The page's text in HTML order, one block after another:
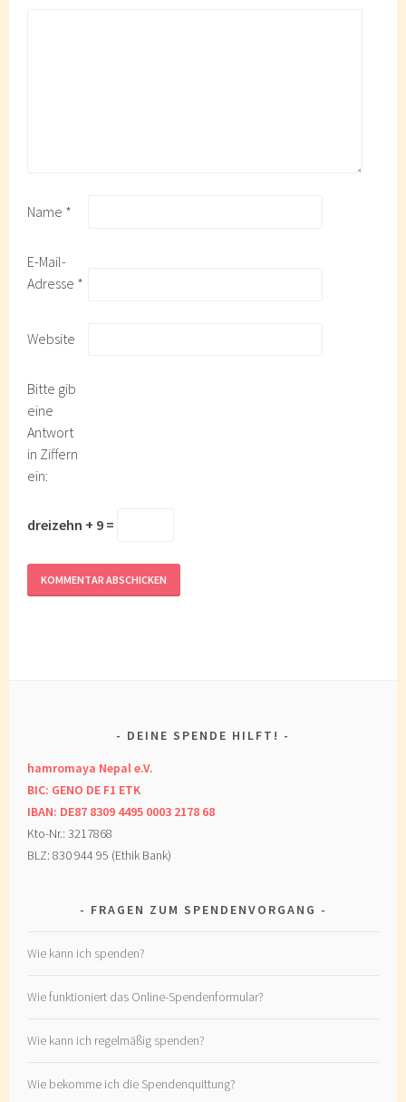
Name *
E-Mail-
Adresse *
Website
Bitte gib
eine
Antwort
in Ziffern
ein:
dreizehn + 9 =
DEINE SPENDE HILFT!
hamromaya Nepal e.V.
BIC: GENO DE F1 ETK
IBAN: DE87 8309 4495 0003 2178 68
Kto-Nr.: 3217868
BLZ: 830 944 95 (Ethik Bank)
FRAGEN ZUM SPENDENVORGANG
Wie kann ich spenden?
Wie funktioniert das Online-Spendenformular?
Wie kann ich regelmäßig spenden?
Wie bekomme ich die Spendenquittung?